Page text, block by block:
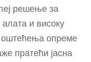
решење за
и високу
оштећења опреме
пратећи јасна